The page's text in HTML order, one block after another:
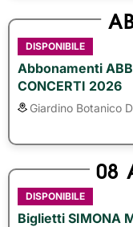
DISPONIBILE
Abbonamenti
CONCERTI 2026
Giardino Botanico
08
DISPONIBILE
Biglietti SIMONA